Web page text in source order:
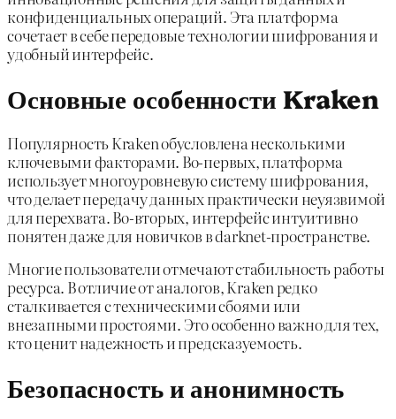
конфиденциальных операций. Эта платформа
сочетает в себе передовые технологии шифрования и
удобный интерфейс.
Основные особенности Kraken
Популярность Kraken обусловлена несколькими
ключевыми факторами. Во-первых, платформа
использует многоуровневую систему шифрования,
что делает передачу данных практически неуязвимой
для перехвата. Во-вторых, интерфейс интуитивно
понятен даже для новичков в darknet-пространстве.
Многие пользователи отмечают стабильность работы
ресурса. В отличие от аналогов, Kraken редко
сталкивается с техническими сбоями или
внезапными простоями. Это особенно важно для тех,
кто ценит надежность и предсказуемость.
Безопасность и анонимность